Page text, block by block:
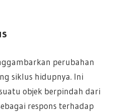
perubahan
siklus hidupnya. Ini
objek berpindah dari
respons terhadap